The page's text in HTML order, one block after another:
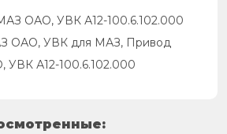
ОАО, УВК А12-100.6.102.000
ОАО, УВК для МАЗ, Привод
А12-100.6.102.000